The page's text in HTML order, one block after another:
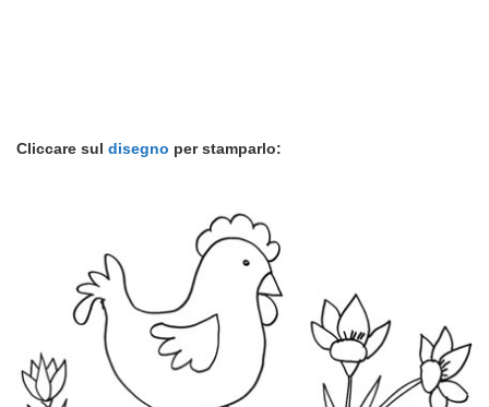
Cliccare sul disegno per stamparlo: